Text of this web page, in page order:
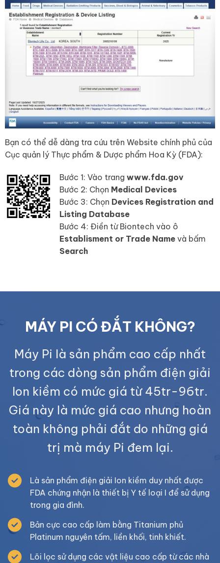
Bạn có thể dễ dàng tra cứu trên Website chính phủ của
Cục quản lý Thực phẩm & Dược phẩm Hoa Kỳ (FDA):
Bước 1: Vào trang www.fda.gov
Bước 2: Chọn Medical Devices
Bước 3: Chọn Devices Registration and
Listing Database
Bước 4: Điền từ Biontech vào ô
Establisment or Trade Namevà bấm
Search
MÁY PI CÓ ĐẮT KHÔNG?
Máy Pi là sản phẩm cao cấp nhất
trong các dòng sản phẩm điện giải
Ion kiềm có mức giá từ 45tr-96tr.
Giá này là mức giá cao nhưng hoàn
toàn không phải đắt do những giá
trị mà máy Pi đem lại.
Là sản phẩm điện giải Ion kiềm duy nhất được
FDA chứng nhận là thiết bị Y tế loại I để sử dụng
trong gia đình.
Bản cực cao cấp làm bằng Titanium phủ
Platinum nguyên tấm, liền khối, tinh khiết.
Lõi lọc sử dụng các vật liệu cao cấp từ các nhà